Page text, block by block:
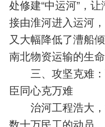
处修建“中运河”，
接由淮河进入运河
又大幅降低了漕船
南北物资运输的生命
三、攻坚克难：
臣同心克万难
治河工程浩大，